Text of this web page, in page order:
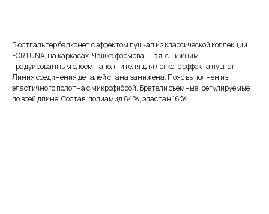
Бюстгальтер балконет с эффектом пуш-ап из классической коллекции
FORTUNA, на каркасах. Чашка формованная, с нижним
градуированным слоем наполнителя для легкого эффекта пуш-ап.
Линия соединения деталей стана занижена. Пояс выполнен из
эластичного полотна с микрофиброй. Бретели съемные, регулируемые
по всей длине. Состав: полиамид 84%, эластан 16%.